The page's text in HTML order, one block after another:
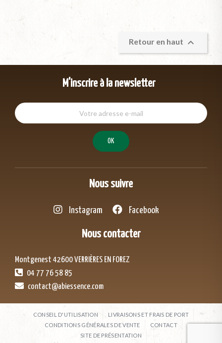
Retour en haut 
M'inscrire à la newsletter
Nous suivre
Instagram Facebook
Nous contacter
Montgenest 42600 VERRIÈRES EN FOREZ
04 77 76 58 85
contact@abiessence.com
CONSEIL D'UTILISATION
LIVRAISONS ET FRAIS DE PORT
CONDITIONS GÉNÉRALES DE VENTE
CONTACT
SITE DE PRÉSENTATION